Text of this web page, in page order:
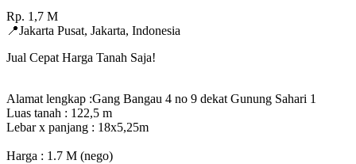
Rp. 1,7 M
📍Jakarta Pusat, Jakarta, Indonesia
Jual Cepat Harga Tanah Saja!
Alamat lengkap :Gang Bangau 4 no 9 dekat Gunung Sahari 1
Luas tanah : 122,5 m
Lebar x panjang : 18x5,25m
Harga : 1.7 M (nego)